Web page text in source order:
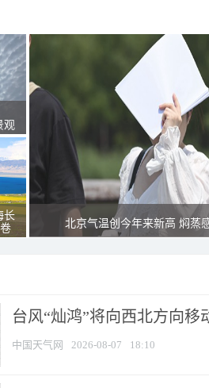
观
长
北京气温创今年来新高 焖蒸
台风“灿鸿”将向西北方向移
中国天气网 2026-08-07 18:10